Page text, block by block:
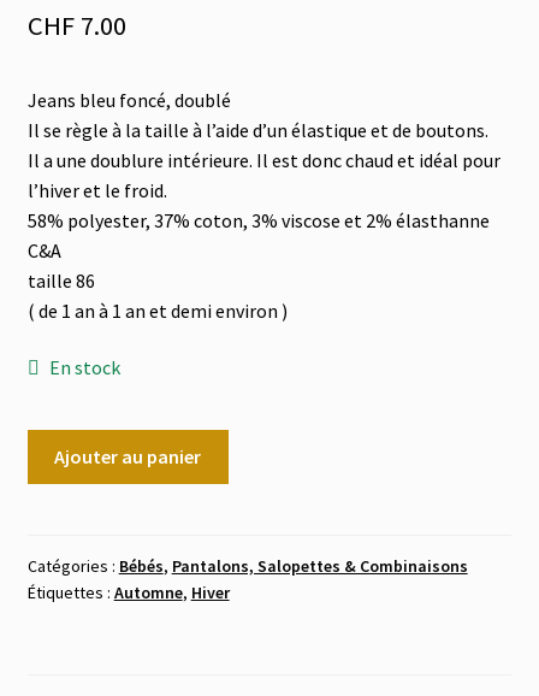
CHF7.00
Jeans bleu foncé, doublé
Il se règle à la taille à l’aide d’un élastique et de boutons.
Il a une doublure intérieure. Il est donc chaud et idéal pour
l’hiver et le froid.
58% polyester, 37% coton, 3% viscose et 2% élasthanne
C&A
taille 86
( de 1 an à 1 an et demi environ )
En stock
jeans
bleu
Ajouter au panier
Catégories : Bébés, Pantalons, Salopettes & Combinaisons
Étiquettes : Automne, Hiver